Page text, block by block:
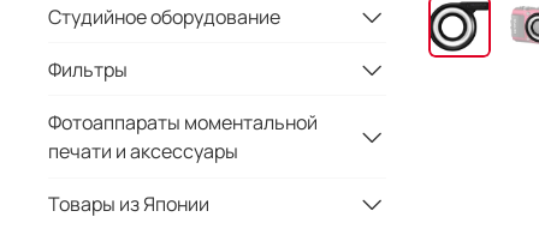
Студийное оборудование
Фильтры
Фотоаппараты моментальной
печати и аксессуары
Товары из Японии